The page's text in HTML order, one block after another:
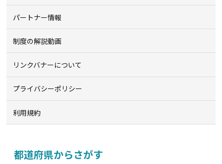
パートナー情報
制度の解説動画
リンクバナーについて
プライバシーポリシー
利用規約
都道府県からさがす